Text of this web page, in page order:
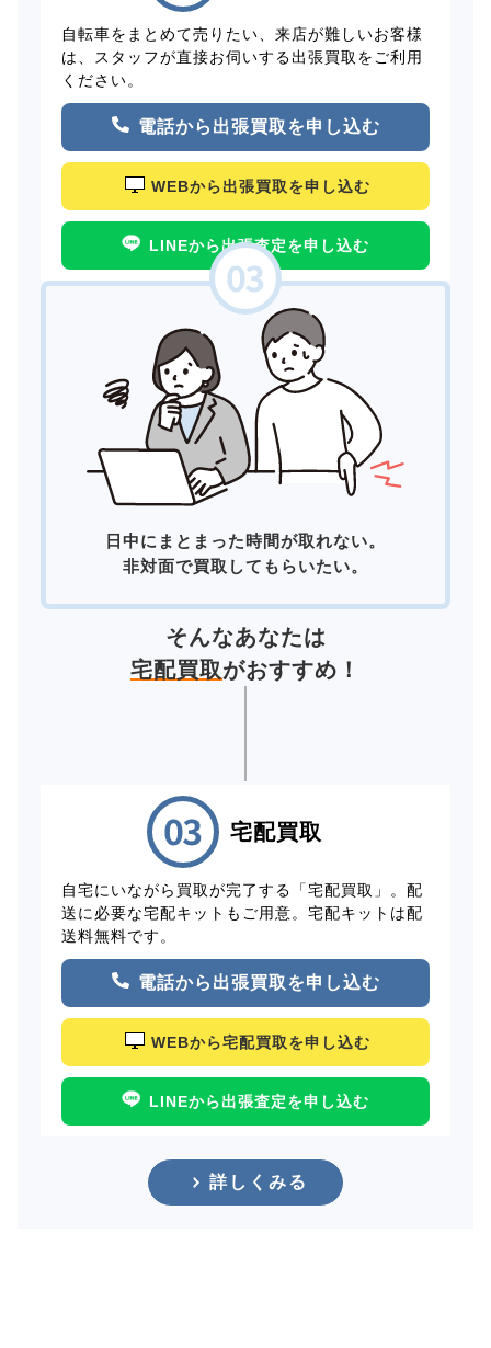
自転車をまとめて売りたい、来店が難しいお客様
は、スタッフが直接お伺いする出張買取をご利用
ください。
電話から出張買取を申し込む
WEBから出張買取を申し込む
LINEから出張査定を申し込む
日中にまとまった時間が取れない。
非対面で買取してもらいたい。
そんなあなたは
宅配買取がおすすめ！
宅配買取
自宅にいながら買取が完了する「宅配買取」。配
送に必要な宅配キットもご用意。宅配キットは配
送料無料です。
電話から出張買取を申し込む
WEBから宅配買取を申し込む
LINEから出張査定を申し込む
詳しくみる